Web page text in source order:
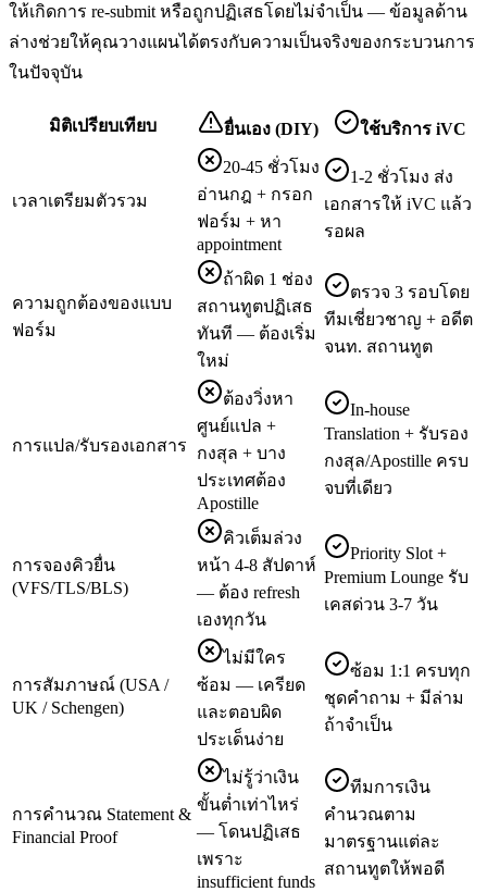
ให้เกิดการ re-submit หรือถูกปฏิเสธโดยไม่จำเป็น — ข้อมูลด้าน
ล่างช่วยให้คุณวางแผนได้ตรงกับความเป็นจริงของกระบวนการ
ในปัจจุบัน
มิติเปรียบเทียบ ยื่นเอง (DIY) ใช้บริการ iVC
เวลาเตรียมตัวรวม
20-45 ชั่วโมง
อ่านกฎ + กรอก
ฟอร์ม + หา
appointment
1-2 ชั่วโมง ส่ง
เอกสารให้ iVC แล้ว
รอผล
ความถูกต้องของแบบ
ฟอร์ม
ถ้าผิด 1 ช่อง
สถานทูตปฏิเสธ
ทันที — ต้องเริ่ม
ใหม่
ตรวจ 3 รอบโดย
ทีมเชี่ยวชาญ + อดีต
จนท. สถานทูต
การแปล/รับรองเอกสาร
ต้องวิ่งหา
ศูนย์แปล +
กงสุล + บาง
ประเทศต้อง
Apostille
In-house
Translation + รับรอง
กงสุล/Apostille ครบ
จบที่เดียว
การจองคิวยื่น
(VFS/TLS/BLS)
คิวเต็มล่วง
หน้า 4-8 สัปดาห์
— ต้อง refresh
เองทุกวัน
Priority Slot +
Premium Lounge รับ
เคสด่วน 3-7 วัน
การสัมภาษณ์ (USA /
UK / Schengen)
ไม่มีใคร
ซ้อม — เครียด
และตอบผิด
ประเด็นง่าย
ซ้อม 1:1 ครบทุก
ชุดคำถาม + มีล่าม
ถ้าจำเป็น
การคำนวณ Statement &
Financial Proof
ไม่รู้ว่าเงิน
ขั้นต่ำเท่าไหร่
— โดนปฏิเสธ
เพราะ
insufficient funds
ทีมการเงิน
คำนวณตาม
มาตรฐานแต่ละ
สถานทูตให้พอดี